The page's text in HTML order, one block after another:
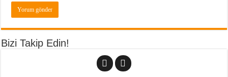
Bizi Takip Edin!